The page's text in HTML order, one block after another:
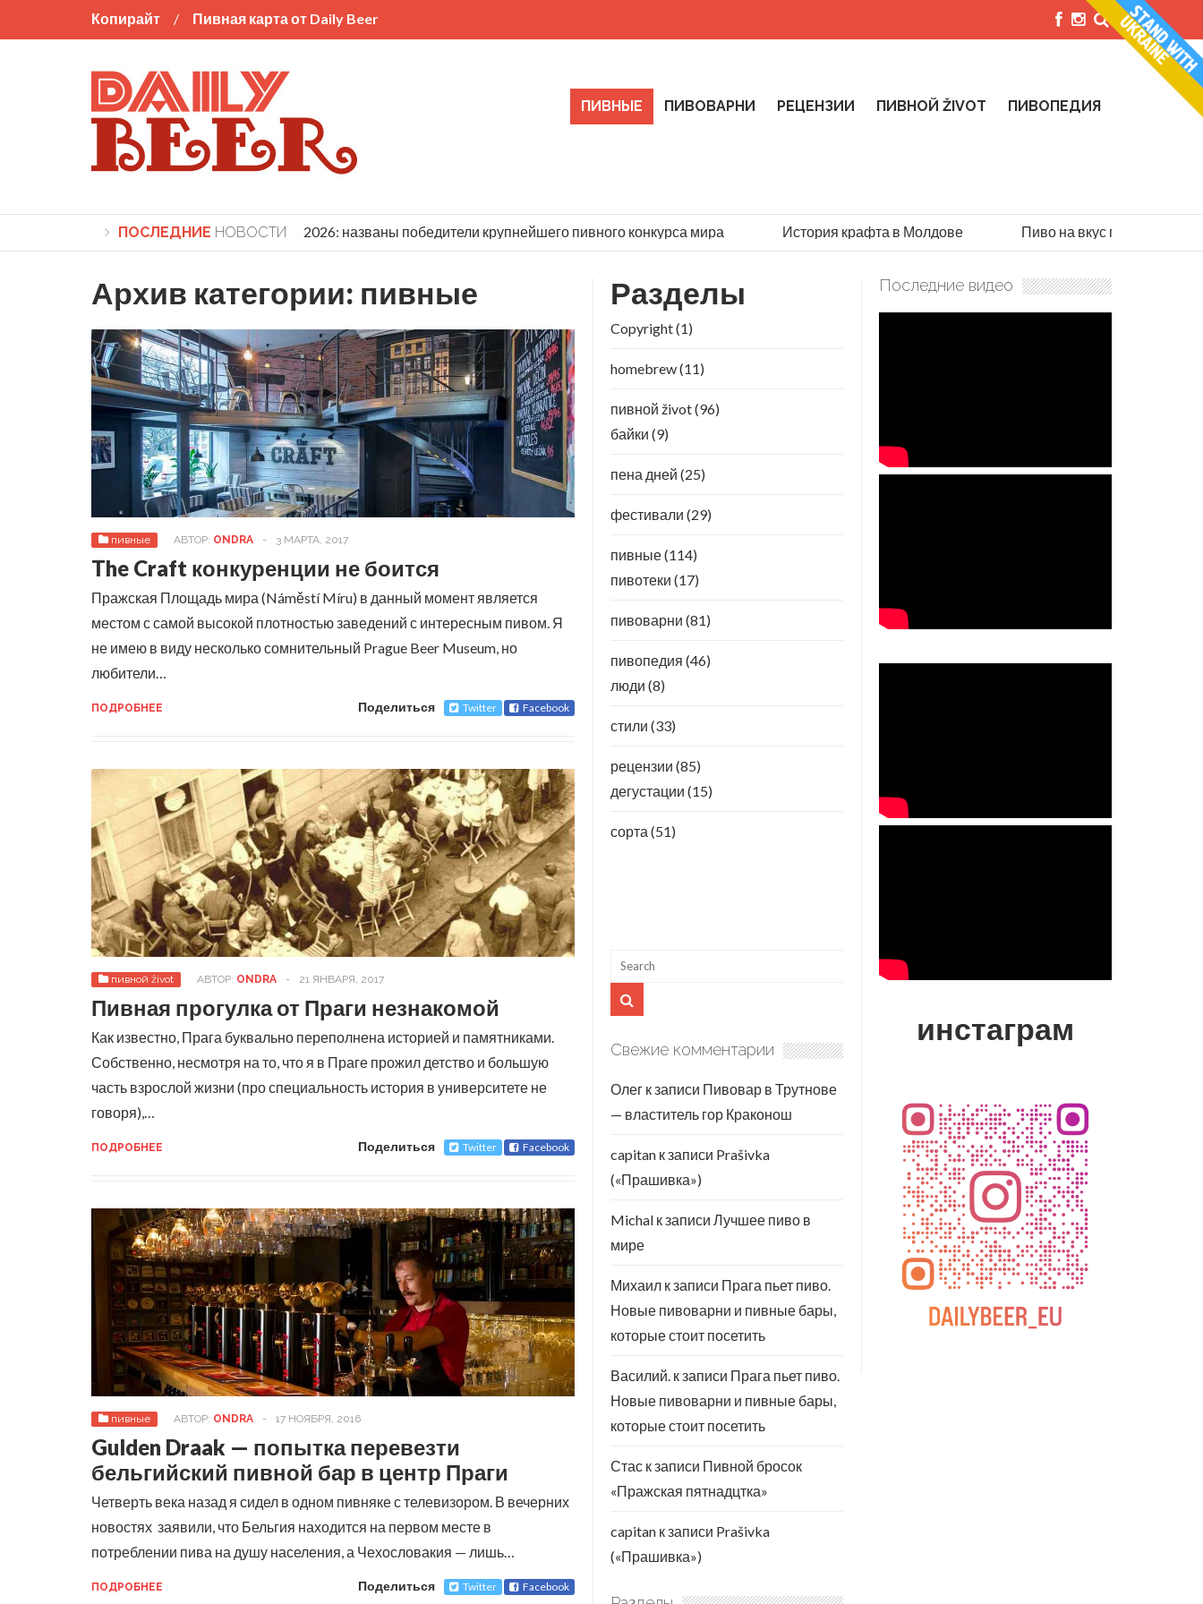
Копирайт Пивная карта от Daily Beer
ПИВНЫЕ ПИВОВАРНИ РЕЦЕНЗИИ ПИВНОЙ ŽIVOT ПИВОПЕДИЯ
ПОСЛЕДНИЕ НОВОСТИ
World Beer Cup 2026: названы победители крупнейшего пивного конкурса мира История крафта в Молдове Пиво на вкус парашютиста:
Архив категории: пивные
пивные АВТОР: ONDRA - 3 МАРТА, 2017
The Craft конкуренции не боится
Пражская Площадь мира (Náměstí Míru) в данный момент является
местом с самой высокой плотностью заведений с интересным пивом. Я
не имею в виду несколько сомнительный Prague Beer Museum, но
любители…
ПОДРОБНЕЕ Поделиться Twitter Facebook
пивной život АВТОР: ONDRA - 21 ЯНВАРЯ, 2017
Пивная прогулка от Праги незнакомой
Как известно, Прага буквально переполнена историей и памятниками.
Собственно, несмотря на то, что я в Праге прожил детство и большую
часть взрослой жизни (про специальность история в университете не
говоря),…
ПОДРОБНЕЕ Поделиться Twitter Facebook
пивные АВТОР: ONDRA - 17 НОЯБРЯ, 2016
Gulden Draak — попытка перевезти
бельгийский пивной бар в центр Праги
Четверть века назад я сидел в одном пивняке с телевизором. В вечерних
новостях заявили, что Бельгия находится на первом месте в
потреблении пива на душу населения, а Чехословакия — лишь…
ПОДРОБНЕЕ Поделиться Twitter Facebook
Разделы
Copyright(1)
homebrew(11)
пивной život(96)
байки (9)
пена дней (25)
фестивали (29)
пивные(114)
пивотеки (17)
пивоварни (81)
пивопедия (46)
люди (8)
стили (33)
рецензии (85)
дегустации (15)
сорта (51)
Свежие комментарии
Олег к записи Пивовар в Трутнове
— властитель гор Краконош
capitan к записи Prašivka
(«Прашивка»)
Michal к записи Лучшее пиво в
мире
Михаил к записи Прага пьет пиво.
Новые пивоварни и пивные бары,
которые стоит посетить
Василий. к записи Прага пьет пиво.
Новые пивоварни и пивные бары,
которые стоит посетить
Стас к записи Пивной бросок
«Пражская пятнадцтка»
capitan к записи Prašivka
(«Прашивка»)
Последние видео
инстаграм